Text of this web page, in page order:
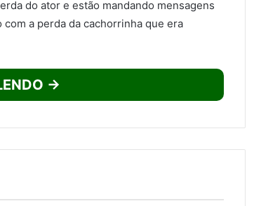
do ator e estão mandando mensagens
a perda da cachorrinha que era
→